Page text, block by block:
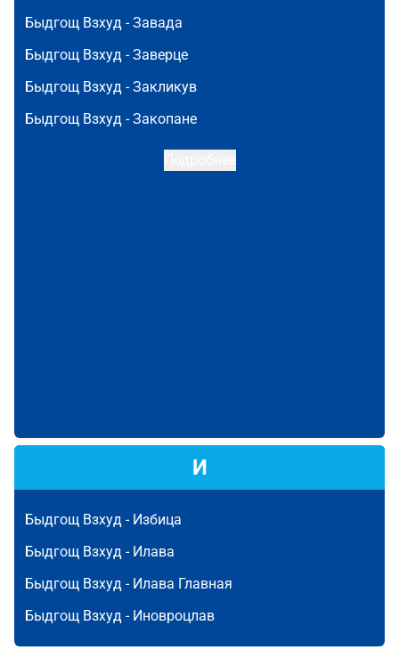
Быдгощ Взхуд -Завада
Быдгощ Взхуд -Заверце
Быдгощ Взхуд -Закликув
Быдгощ Взхуд -Закопане
И
Быдгощ Взхуд - Избица
Быдгощ Взхуд - Илава
Быдгощ Взхуд - Илава Главная
Быдгощ Взхуд - Иновроцлав